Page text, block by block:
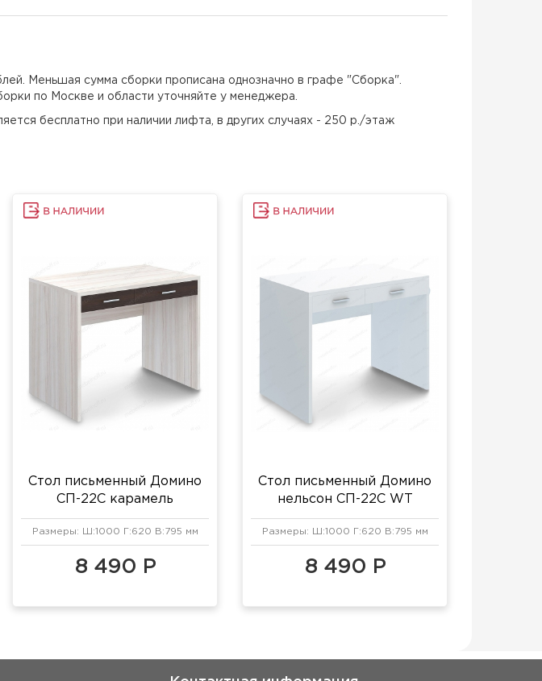
Меньшая сумма сборки прописана однозначно в графе "Сборка".
по Москве и области уточняйте у менеджера.
бесплатно при наличии лифта, в других случаях - 250 р./этаж
Стол письменный Домино
СП-22С карамель
Размеры: Ш:1000 Г:620 В:795 мм
8 490 Р
Стол письменный Домино
нельсон СП-22С WT
Размеры: Ш:1000 Г:620 В:795 мм
8 490 Р